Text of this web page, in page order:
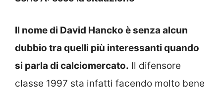
Il nome di David Hancko è senza alcun
dubbio tra quelli più interessanti quando
si parla di calciomercato. Il difensore
classe 1997 sta infatti facendo molto bene